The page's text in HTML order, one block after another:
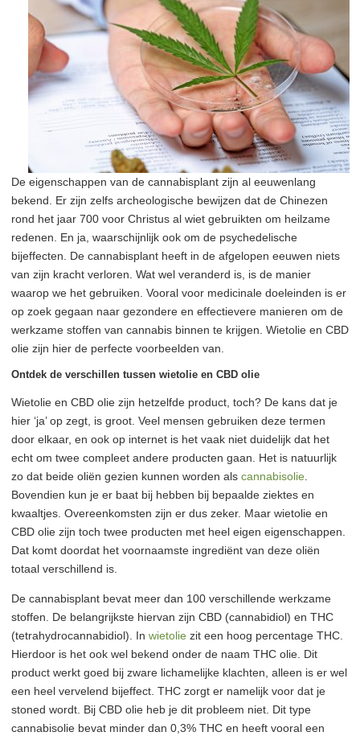
De eigenschappen van de cannabisplant zijn al eeuwenlang
bekend. Er zijn zelfs archeologische bewijzen dat de Chinezen
rond het jaar 700 voor Christus al wiet gebruikten om heilzame
redenen. En ja, waarschijnlijk ook om de psychedelische
bijeffecten. De cannabisplant heeft in de afgelopen eeuwen niets
van zijn kracht verloren. Wat wel veranderd is, is de manier
waarop we het gebruiken. Vooral voor medicinale doeleinden is er
op zoek gegaan naar gezondere en effectievere manieren om de
werkzame stoffen van cannabis binnen te krijgen. Wietolie en CBD
olie zijn hier de perfecte voorbeelden van.
Ontdek de verschillen tussen wietolie en CBD olie
Wietolie en CBD olie zijn hetzelfde product, toch? De kans dat je
hier ‘ja’ op zegt, is groot. Veel mensen gebruiken deze termen
door elkaar, en ook op internet is het vaak niet duidelijk dat het
echt om twee compleet andere producten gaan. Het is natuurlijk
zo dat beide oliën gezien kunnen worden als cannabisolie.
Bovendien kun je er baat bij hebben bij bepaalde ziektes en
kwaaltjes. Overeenkomsten zijn er dus zeker. Maar wietolie en
CBD olie zijn toch twee producten met heel eigen eigenschappen.
Dat komt doordat het voornaamste ingrediënt van deze oliën
totaal verschillend is.
De cannabisplant bevat meer dan 100 verschillende werkzame
stoffen. De belangrijkste hiervan zijn CBD (cannabidiol) en THC
(tetrahydrocannabidiol). In wietoliezit een hoog percentage THC.
Hierdoor is het ook wel bekend onder de naam THC olie. Dit
product werkt goed bij zware lichamelijke klachten, alleen is er wel
een heel vervelend bijeffect. THC zorgt er namelijk voor dat je
stoned wordt. Bij CBD olie heb je dit probleem niet. Dit type
cannabisolie bevat minder dan 0,3% THC en heeft vooral een